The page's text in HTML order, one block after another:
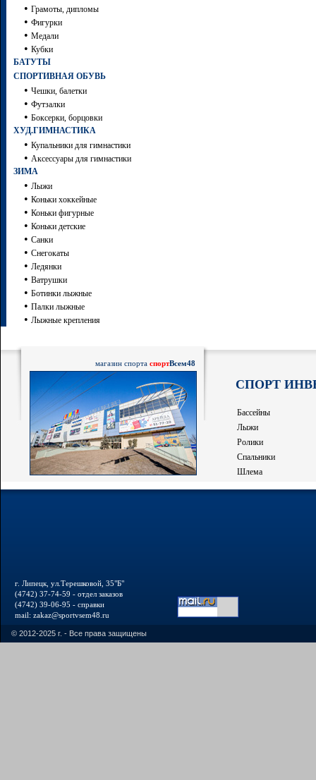
• Грамоты, дипломы
• Фигурки
• Медали
• Кубки
БАТУТЫ
СПОРТИВНАЯ ОБУВЬ
• Чешки, балетки
• Футзалки
• Боксерки, борцовки
ХУД.ГИМНАСТИКА
• Купальники для гимнастики
• Аксессуары для гимнастики
ЗИМА
• Лыжи
• Коньки хоккейные
• Коньки фигурные
• Коньки детские
• Санки
• Снегокаты
• Ледянки
• Ватрушки
• Ботинки лыжные
• Палки лыжные
• Лыжные крепления
магазин спорта спортВсем48
СПОРТ
Бассейны
Лыжи
Ролики
Спальники
Шлема
г. Липецк, ул.Терешковой, 35"Б"
(4742) 37-74-59 - отдел заказов
(4742) 39-06-95 - справки
mail: zakaz@sportvsem48.ru
© 2012-2025 г. - Все права защищены